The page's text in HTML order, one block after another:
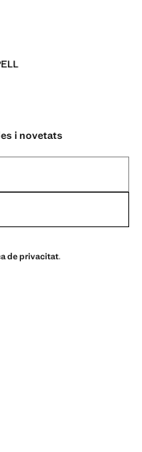
i novetats
de privacitat.